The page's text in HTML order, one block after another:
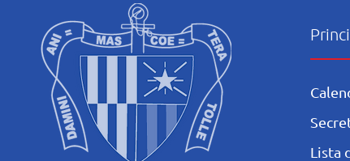
L ista